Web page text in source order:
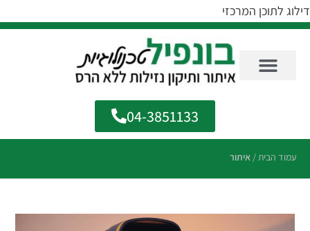
דילוג לתוכן המרכזי
04-3851133
עמוד הבית/ איתור